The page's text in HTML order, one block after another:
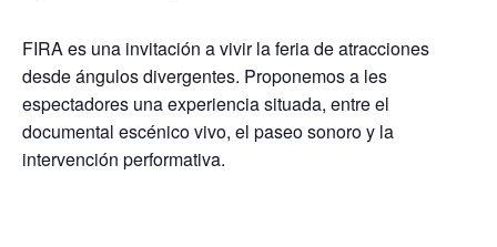
FIRA es una invitación a vivir la feria de atracciones
desde ángulos divergentes. Proponemos a les
espectadores una experiencia situada, entre el
documental escénico vivo, el paseo sonoro y la
intervención performativa.